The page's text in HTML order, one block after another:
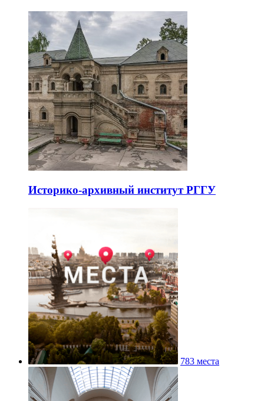
Историко-архивный институт РГГУ
783 места